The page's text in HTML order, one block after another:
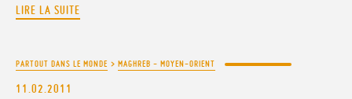
LIRE LA SUITE
PARTOUT DANS LE MONDE > MAGHREB - MOYEN-ORIENT
11.02.2011